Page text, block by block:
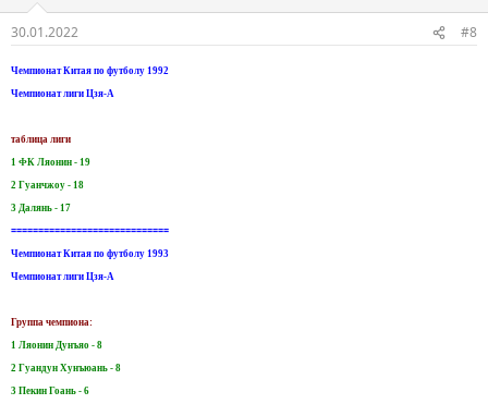
30.01.2022 #8
Чемпионат Китая по футболу 1992
Чемпионат лиги Цзя-А
таблица лиги
1 ФК Ляонин - 19
2 Гуанчжоу - 18
3 Далянь - 17
=============================
Чемпионат Китая по футболу 1993
Чемпионат лиги Цзя-А
Группа чемпиона:
1 Ляонин Дунъяо - 8
2 Гуандун Хунъюань - 8
3 Пекин Гоань - 6